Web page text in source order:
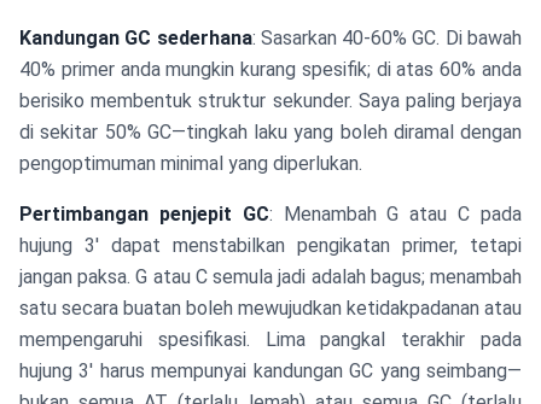
Kandungan GC sederhana: Sasarkan 40-60% GC. Di bawah
40% primer anda mungkin kurang spesifik; di atas 60% anda
berisiko membentuk struktur sekunder. Saya paling berjaya
di sekitar 50% GC—tingkah laku yang boleh diramal dengan
pengoptimuman minimal yang diperlukan.
Pertimbangan penjepit GC: Menambah G atau C pada
hujung 3' dapat menstabilkan pengikatan primer, tetapi
jangan paksa. G atau C semula jadi adalah bagus; menambah
satu secara buatan boleh mewujudkan ketidakpadanan atau
mempengaruhi spesifikasi. Lima pangkal terakhir pada
hujung 3' harus mempunyai kandungan GC yang seimbang—